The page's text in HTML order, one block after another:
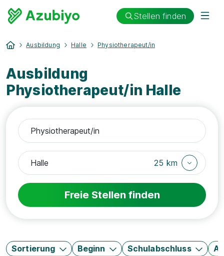
Stellen finden
Ausbildung Halle Physiotherapeut/in
Ausbildung
Physiotherapeut/in Halle
25 km
Freie Stellen finden
Sortierung Beginn Schulabschluss